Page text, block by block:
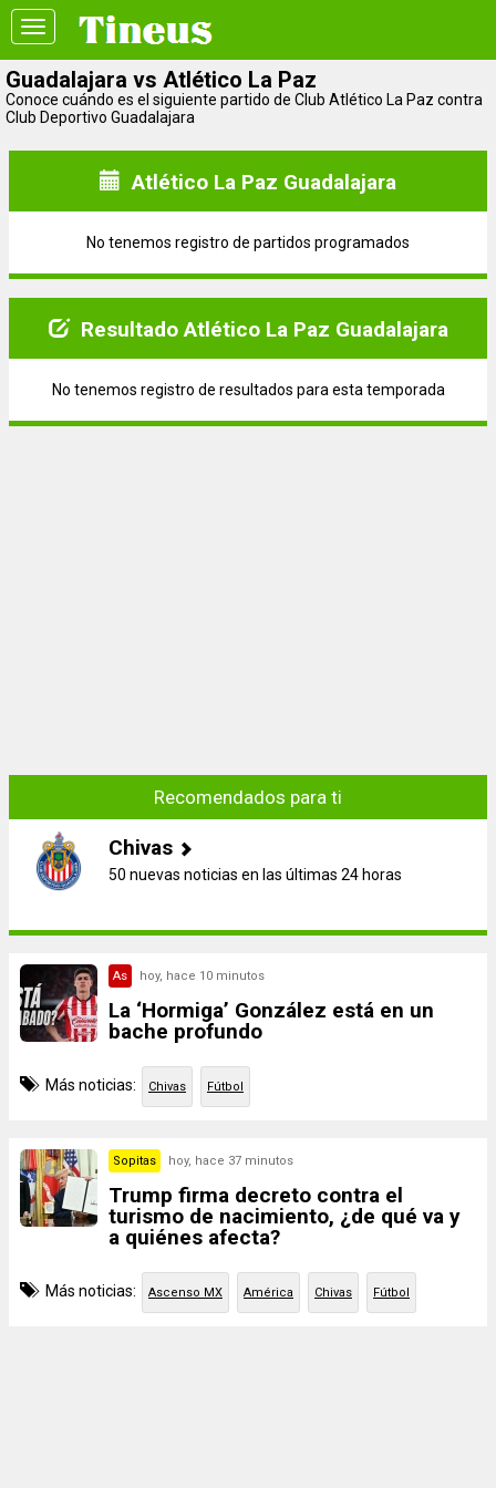
Toggle
navigation
Guadalajara vs Atlético La Paz
Conoce cuándo es el siguiente partido de Club Atlético La Paz contra
Club Deportivo Guadalajara
Atlético La Paz Guadalajara
No tenemos registro de partidos programados
Resultado Atlético La Paz Guadalajara
No tenemos registro de resultados para esta temporada
Recomendados para ti
Chivas
50 nuevas noticias en las últimas 24 horas
As hoy, hace 10 minutos
La ‘Hormiga’ González está en un
bache profundo
Más noticias: Chivas Fútbol
Sopitas hoy, hace 37 minutos
Trump firma decreto contra el
turismo de nacimiento, ¿de qué va y
a quiénes afecta?
Más noticias: Ascenso MX América Chivas Fútbol